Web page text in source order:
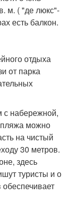
м. ( "де люкс"-
есть балкон.
отдыха
от парка
с набережной,
пляжа можно
на чистый
30 метров.
здесь
туристы и о
обеспечивает